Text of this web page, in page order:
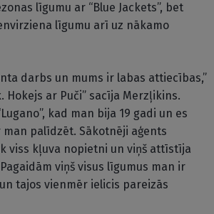
līgumu ar “Blue Jackets”, bet
līgumu arī uz nākamo
darbs un mums ir labas attiecības,”
Hokejs ar Puči” sacīja Merzļikins.
kad man bija 19 gadi un es
man palīdzēt. Sākotnēji aģents
viss kļuva nopietni un viņš attīstīja
viņš visus līgumus man ir
tajos vienmēr ielicis pareizās